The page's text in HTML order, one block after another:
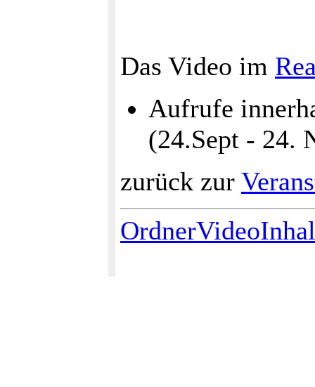
Das Video im
Aufrufe
(24.Sept - 24.
zurück zur